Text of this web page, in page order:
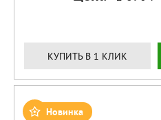
КУПИТЬ В 1 КЛИК
Новинка